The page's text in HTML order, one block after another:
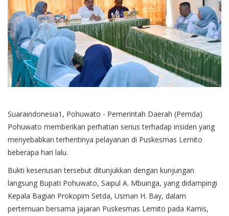
Suaraindonesia1, Pohuwato - Pemerintah Daerah (Pemda)
Pohuwato memberikan perhatian serius terhadap insiden yang
menyebabkan terhentinya pelayanan di Puskesmas Lemito
beberapa hari lalu.
Bukti keseriusan tersebut ditunjukkan dengan kunjungan
langsung Bupati Pohuwato, Saipul A. Mbuinga, yang didampingi
Kepala Bagian Prokopim Setda, Usman H. Bay, dalam
pertemuan bersama jajaran Puskesmas Lemito pada Kamis,